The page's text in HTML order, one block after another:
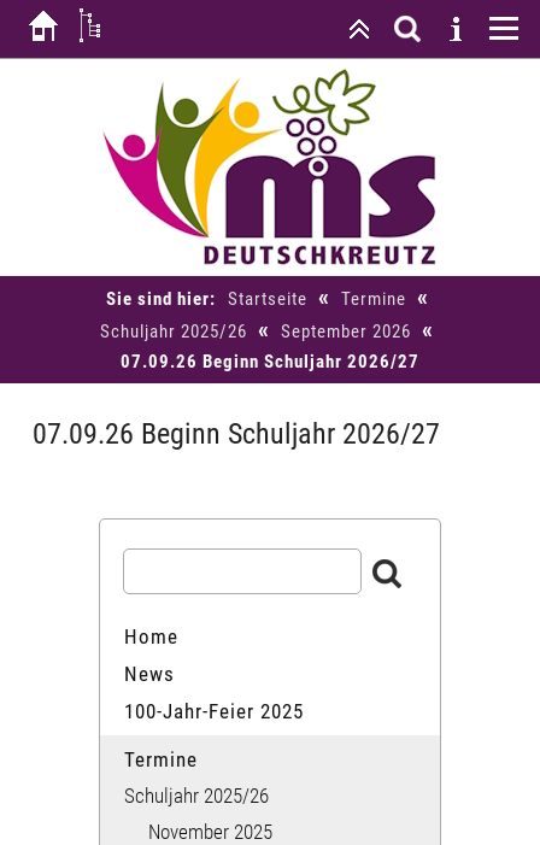
Sie sind hier: Startseite « Termine «
Schuljahr 2025/26 « September 2026 «
07.09.26 Beginn Schuljahr 2026/27
07.09.26 Beginn Schuljahr 2026/27
Home
News
100-Jahr-Feier 2025
Termine
Schuljahr 2025/26
November 2025